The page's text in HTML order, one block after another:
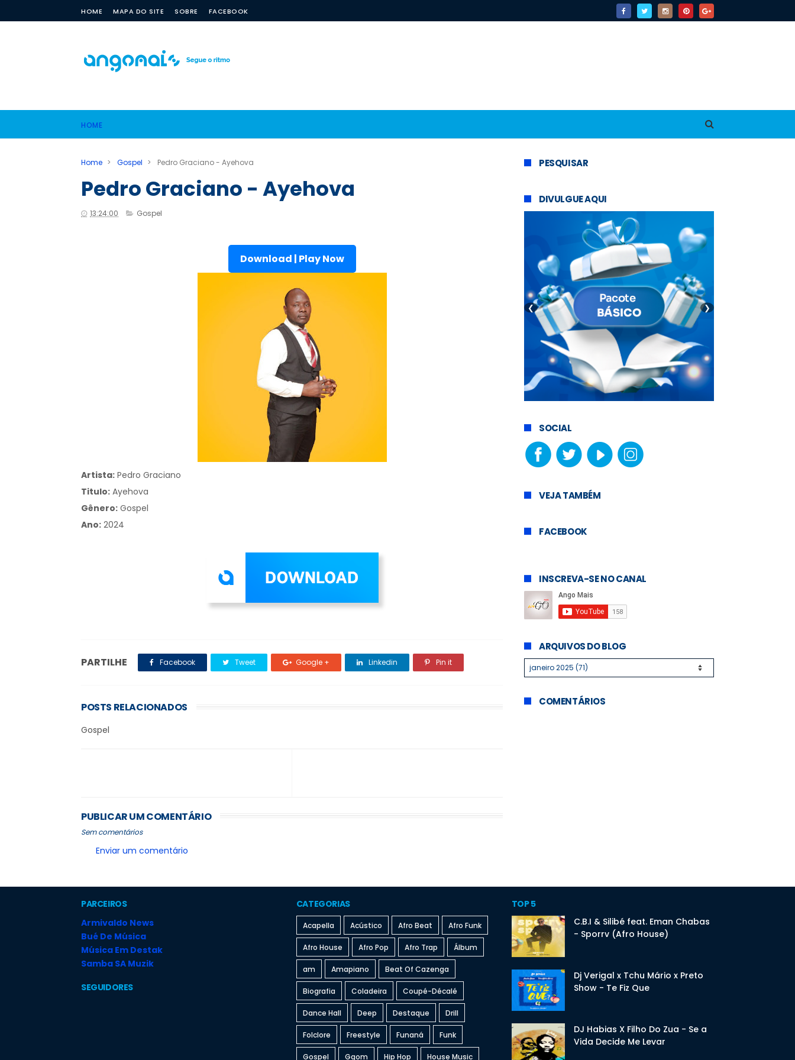
HOME MAPA DO SITE SOBRE FACEBOOK
HOME
Home > Gospel > Pedro Graciano - Ayehova
Pedro Graciano - Ayehova
13:24:00 Gospel
Download | Play Now
Artista: Pedro Graciano
Titulo: Ayehova
Gênero: Gospel
Ano: 2024
PARTILHE Facebook Tweet Google + Linkedin Pin it
POSTS RELACIONADOS
Gospel
PUBLICAR UM COMENTÁRIO
Sem comentários
Enviar um comentário
PESQUISAR
DIVULGUE AQUI
❮ ❯
SOCIAL
VEJA TAMBÉM
FACEBOOK
INSCREVA-SE NO CANAL
ARQUIVOS DO BLOG
COMENTÁRIOS
PARCEIROS
Armivaldo News
Bué De Música
Música Em Destak
Samba SA Muzik
SEGUIDORES
CATEGORIAS
Acapella Acústico Afro Beat Afro Funk
Afro House Afro Pop Afro Trap Álbum
am Amapiano Beat Of Cazenga
Biografia Coladeira Coupé-Décalé
Dance Hall Deep Destaque Drill
Folclore Freestyle Funaná Funk
Gospel Gqom Hip Hop House Music
TOP 5
C.B.I & Silibé feat. Eman Chabas
- Sporrv (Afro House)
Dj Verigal x Tchu Mário x Preto
Show - Te Fiz Que
DJ Habias X Filho Do Zua - Se a
Vida Decide Me Levar